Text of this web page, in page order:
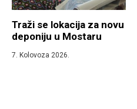
Traži se lokacija za novu
deponiju u Mostaru
7. Kolovoza 2026.